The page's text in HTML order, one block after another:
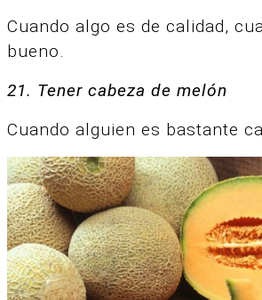
Cuando algo es de calidad,
bueno.
21. Tener cabeza de melón
Cuando alguien es bastante